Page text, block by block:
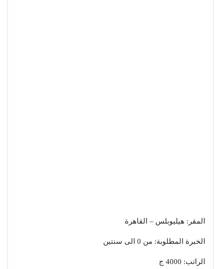
المقر: هيليوبلس – القاهرة
الخبرة المطلوبة: من 0 الى سنتين
الراتب: 4000 ج